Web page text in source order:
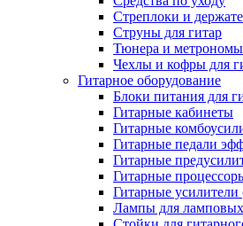
Стреплоки и
Струны для гитар
Тюнера и метрономы
Чехлы и кофры для
Гитарное оборудование
Блоки питания для
Гитарные кабинеты
Гитарные
Гитарные педали
Гитарные
Гитарные
Гитарные
Лампы для ламповых